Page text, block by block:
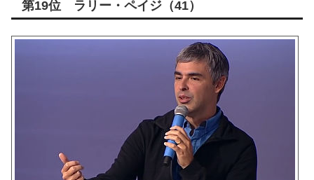
第19位 ラリー・ペイジ（41）